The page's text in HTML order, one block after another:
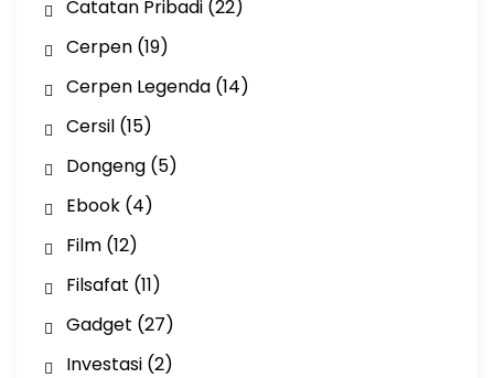
Catatan Pribadi(22)
Cerpen(19)
Cerpen Legenda(14)
Cersil(15)
Dongeng(5)
Ebook(4)
Film(12)
Filsafat (11)
Gadget (27)
Investasi(2)